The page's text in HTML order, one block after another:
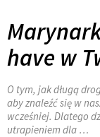
have w
O tym, jak długą
aby znaleźć się w
wcześniej. Dlatego
utrapieniem dla …